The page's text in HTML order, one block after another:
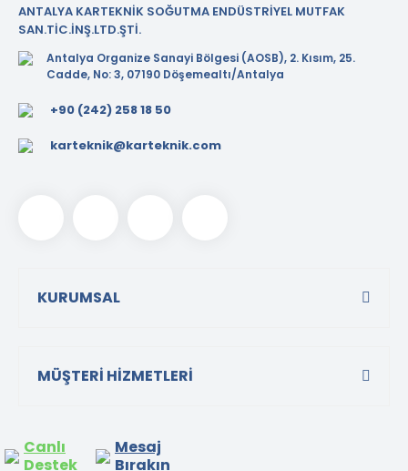
ANTALYA KARTEKNİK SOĞUTMA ENDÜSTRİYEL MUTFAK
SAN.TİC.İNŞ.LTD.ŞTİ.
Antalya Organize Sanayi Bölgesi (AOSB), 2. Kısım, 25.
Cadde, No: 3, 07190 Döşemealtı/Antalya
+90 (242) 258 18 50
karteknik@karteknik.com
KURUMSAL
MÜŞTERİ HİZMETLERİ
Canlı
Destek
Mesaj
Bırakın